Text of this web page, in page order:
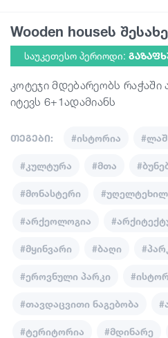
სტატიები
დაგეგმე მოგზაურობა
Wooden houseს
საუკეთესო პერიოდი:
კოტეჯი მდებარეობს
იტევს 6+1ადამიანს
თეგები: #ისტორია
#კულტურა #მთა
#მონასტერი
#არქეოლოგია
#მყინვარი #ბაღი
#ეროვნული პარკი
#თავდაცვითი ნაგებობა
#ტერიტორია #მდინარე